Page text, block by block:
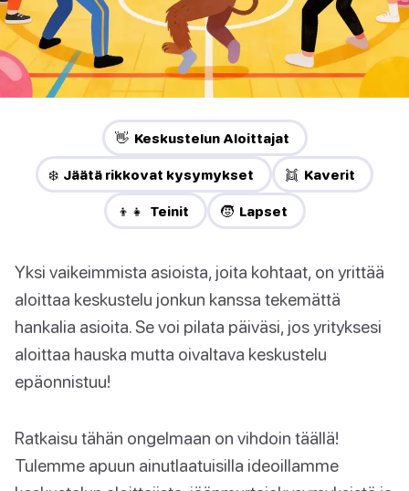
👋 Keskustelun Aloittajat
❄️ Jäätä rikkovat kysymykset 👯 Kaverit
👦👧 Teinit 🧒 Lapset
Yksi vaikeimmista asioista, joita kohtaat, on yrittää
aloittaa keskustelu jonkun kanssa tekemättä
hankalia asioita. Se voi pilata päiväsi, jos yrityksesi
aloittaa hauska mutta oivaltava keskustelu
epäonnistuu!
Ratkaisu tähän ongelmaan on vihdoin täällä!
Tulemme apuun ainutlaatuisilla ideoillamme